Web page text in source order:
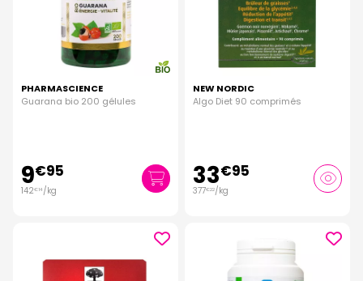
PHARMASCIENCE
Guarana bio 200 gélules
9€95
142€ 14 /kg
NEW NORDIC
Algo Diet 90 comprimés
33€95
377€22/kg